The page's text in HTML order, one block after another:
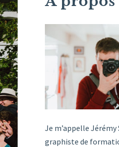
Je m’appelle
graphiste de